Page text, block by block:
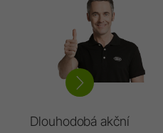
Dlouhodobá akční